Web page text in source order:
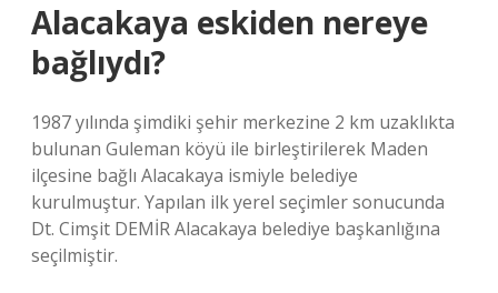
Alacakaya eskiden nereye
bağlıydı?
1987 yılında şimdiki şehir merkezine 2 km uzaklıkta
bulunan Guleman köyü ile birleştirilerek Maden
ilçesine bağlı Alacakaya ismiyle belediye
kurulmuştur. Yapılan ilk yerel seçimler sonucunda
Dt. Cimşit DEMİR Alacakaya belediye başkanlığına
seçilmiştir.